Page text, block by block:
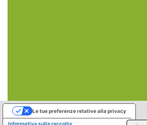
Informativa sulla raccolta
Le tue preferenze relative alla privacy